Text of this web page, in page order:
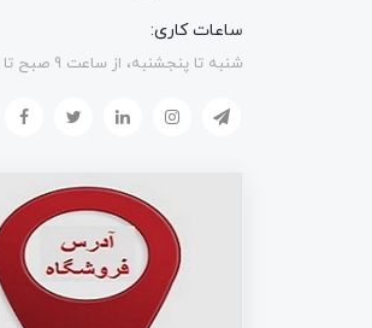
ساعات کاری:
شنبه تا پنجشنبه، از ساعت 9 صبح تا 9 شب